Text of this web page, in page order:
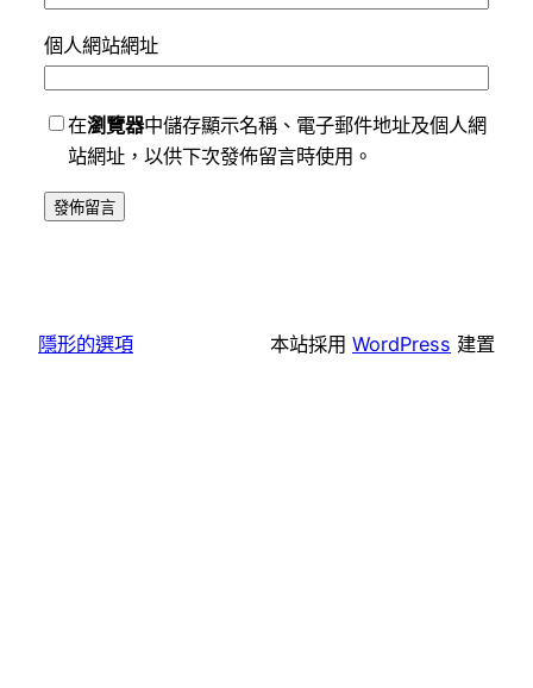
個人網站網址
在瀏覽器中儲存顯示名稱、電子郵件地址及個人網
站網址，以供下次發佈留言時使用。
隱形的選項 本站採用 WordPress 建置